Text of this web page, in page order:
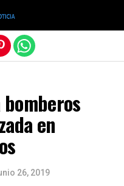
en
26, 2019
móvil